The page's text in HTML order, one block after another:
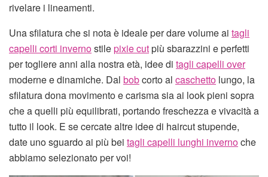
rivelare i lineamenti.
Una sfilatura che si nota è ideale per dare volume ai tagli
capelli corti invernostilepixie cutpiù sbarazzini e perfetti
per togliere anni alla nostra età, idee di tagli capelli over
moderne e dinamiche. Dal bobcorto al caschetto lungo, la
sfilatura dona movimento e carisma sia ai look pieni sopra
che a quelli più equilibrati, portando freschezza e vivacità a
tutto il look. E se cercate altre idee di haircut stupende,
date uno sguardo ai più bei tagli capelli lunghi invernoche
abbiamo selezionato per voi!